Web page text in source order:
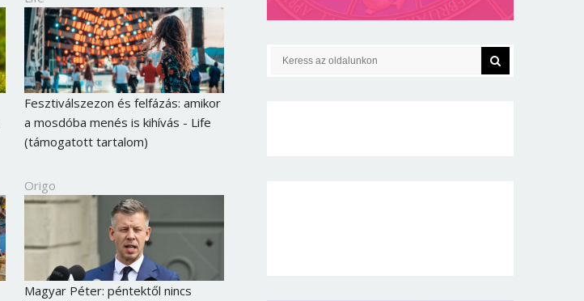
Fesztiválszezon és felfázás: amikor
a mosdóba menés is kihívás - Life
(támogatott tartalom)
Origo
Magyar Péter: péntektől nincs